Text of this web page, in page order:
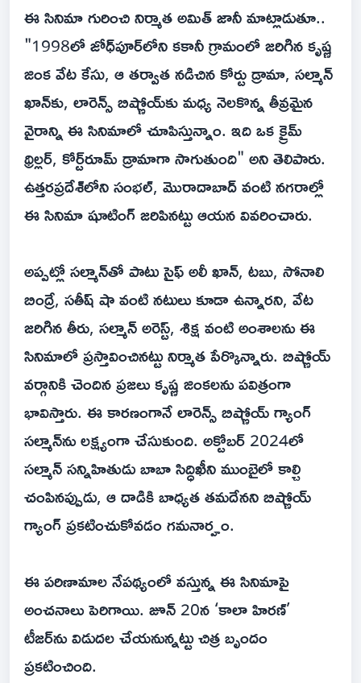
ఈ సినిమా గురించి నిర్మాత అమిత్ జానీ మాట్లాడుతూ..
"1998లో జోధ్‌పూర్‌లోని కకానీ గ్రామంలో జరిగిన కృష్ణ
జింక వేట కేసు, ఆ తర్వాత నడిచిన కోర్టు డ్రామా, సల్మాన్
ఖాన్‌కు, లారెన్స్ బిష్ణోయ్‌కు మధ్య నెలకొన్న తీవ్రమైన
వైరాన్ని ఈ సినిమాలో చూపిస్తున్నాం. ఇది ఒక క్రైమ్
థ్రిల్లర్, కోర్ట్‌రూమ్ డ్రామాగా సాగుతుంది" అని తెలిపారు.
ఉత్తరప్రదేశ్‌లోని సంభల్, మొరాదాబాద్ వంటి నగరాల్లో
ఈ సినిమా షూటింగ్ జరిపినట్టు ఆయన వివరించారు.
అప్పట్లో సల్మాన్‌తో పాటు సైఫ్ అలీ ఖాన్, టబు, సోనాలి
బింద్రే, సతీష్ షా వంటి నటులు కూడా ఉన్నారని, వేట
జరిగిన తీరు, సల్మాన్ అరెస్ట్, శిక్ష వంటి అంశాలను ఈ
సినిమాలో ప్రస్తావించినట్టు నిర్మాత పేర్కొన్నారు. బిష్ణోయ్
వర్గానికి చెందిన ప్రజలు కృష్ణ జింకలను పవిత్రంగా
భావిస్తారు. ఈ కారణంగానే లారెన్స్ బిష్ణోయ్ గ్యాంగ్
సల్మాన్‌ను లక్ష్యంగా చేసుకుంది. అక్టోబర్ 2024లో
సల్మాన్ సన్నిహితుడు బాబా సిద్ధిఖీని ముంబైలో కాల్చి
చంపినప్పుడు, ఆ దాడికి బాధ్యత తమదేనని బిష్ణోయ్
గ్యాంగ్ ప్రకటించుకోవడం గమనార్హం.
ఈ పరిణామాల నేపథ్యంలో వస్తున్న ఈ సినిమాపై
అంచనాలు పెరిగాయి. జూన్ 20న ‘కాలా హిరణ్’
టీజర్‌ను విడుదల చేయనున్నట్టు చిత్ర బృందం
ప్రకటించింది.